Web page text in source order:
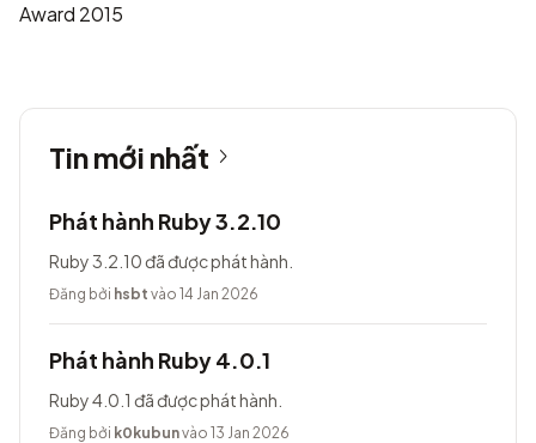
Award 2015
Tin mới nhất
Phát hành Ruby 3.2.10
Ruby 3.2.10 đã được phát hành.
Đăng bởi hsbt vào 14 Jan 2026
Phát hành Ruby 4.0.1
Ruby 4.0.1 đã được phát hành.
Đăng bởi k0kubunvào 13 Jan 2026